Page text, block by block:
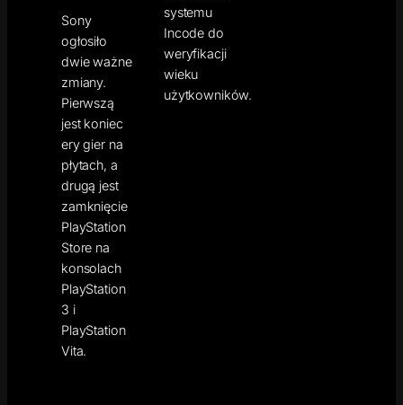
Sony
ogłosiło
dwie ważne
zmiany.
Pierwszą
jest koniec
ery gier na
płytach, a
drugą jest
zamknięcie
PlayStation
Store na
konsolach
PlayStation
3 i
PlayStation
Vita.
systemu
Incode do
weryfikacji
wieku
użytkowników.